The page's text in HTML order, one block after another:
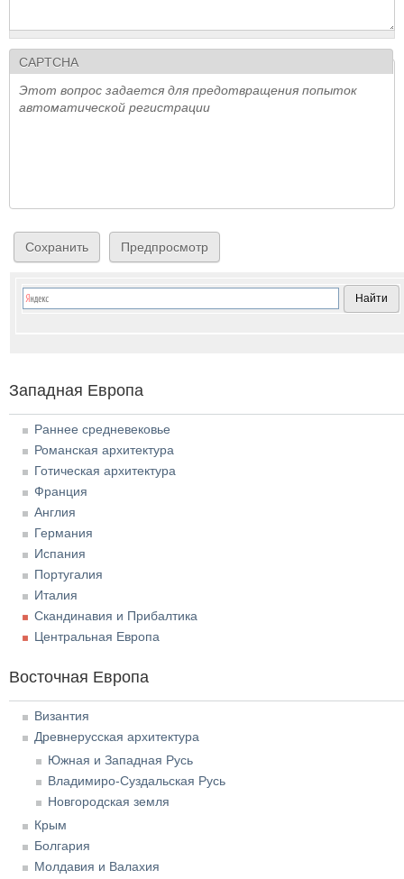
CAPTCHA
Этот вопрос задается для предотвращения попыток
автоматической регистрации
Западная Европа
Раннее средневековье
Романская архитектура
Готическая архитектура
Франция
Англия
Германия
Испания
Португалия
Италия
Скандинавия и Прибалтика
Центральная Европа
Восточная Европа
Византия
Древнерусская архитектура
Южная и Западная Русь
Владимиро-Суздальская Русь
Новгородская земля
Крым
Болгария
Молдавия и Валахия